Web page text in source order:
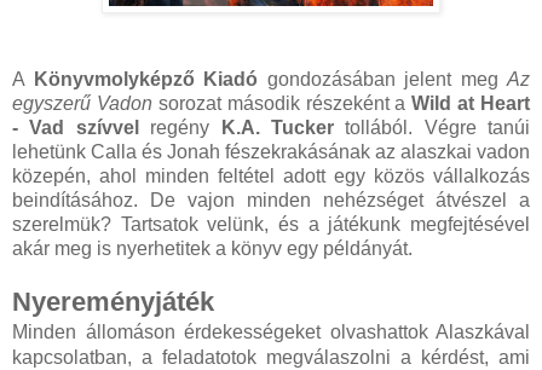
A Könyvmolyképző Kiadó gondozásában jelent meg Az
egyszerű Vadon sorozat második részeként aWild at Heart
- Vad szívvel
regény K.A. Tuckertollából. Végre tanúi
lehetünk Calla és Jonah fészekrakásának az alaszkai vadon
közepén, ahol minden feltétel adott egy közös vállalkozás
beindításához. De vajon minden nehézséget átvészel a
szerelmük? Tartsatok velünk, és a játékunk megfejtésével
akár meg is nyerhetitek a könyv egy példányát.
Nyereményjáték
Minden állomáson érdekességeket olvashattok Alaszkával
kapcsolatban, a feladatotok megválaszolni a kérdést, ami